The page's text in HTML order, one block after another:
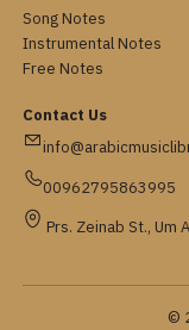
Song Notes
Instrumental Notes
Free Notes
Contact Us
00962795863995
Prs. Zeinab St., Um
©